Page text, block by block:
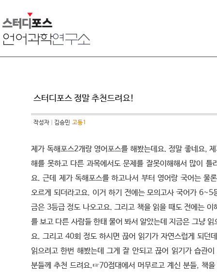
스터디포스 정말 추천드려요!
작성자 김승민 고등1
제가 독해포스2개랑 영어포스를 해봤는데요. 정말 좋네요,
해를 못하고 다른 과목에서도 문제를 잘못이해해서 많이 틀
요. 근데 제가 독해포스를 하고나서 부터 영어랑 국어는 물
오르게 되더라고요. 이거 하기 전에는 모의고사 국어가 6~5
금은 3등급 정도 나오고요. 그리고 책을 읽을 때도 전에는 이
를 보고 다른 사람들 한태 물어 봐서 알았는데 지금은 그냥 읽
요. 그리고 40회 정도 하시면 끊어 읽기가 자연스럽게 되던
읽으려고 한번 해봤는데 그게 잘 안되고 끊어 읽기가 습관
분들께 추천 드려요.☞70점대에서 머무르고 계신 분들, 책